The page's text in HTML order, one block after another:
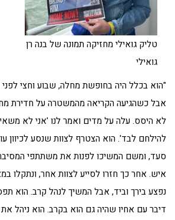
טליק גואילי מחזיקה תמונה של בנה רן
גואילי
"הוא בכלל היה בחופשת מחלה, שבוע וחצי
אבל כשהגיעה הקריאה מהמשטרה על חדירת
לא היסס. עלה על מדים ואמר לנו 'אני לא
להילחם לבד'. הוא הצטרף לצוות שנסע לכיוון
איש. אחר כך חזרו לסייע לצוות אחר, ונתקלו
נפצע בירך וביד, אבל המשיך לנהל קרב. הוא
דיבר עם אחיו שהיה גם הוא בקרב. הוא ניהל